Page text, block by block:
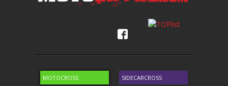
MOTOCROSS
SIDECARCROSS